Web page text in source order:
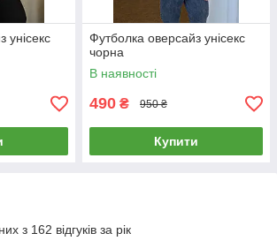
унісекс
Футболка оверсайз унісекс
чорна
В наявності
490 ₴ 950 ₴
Купити
з 162 відгуків за рік